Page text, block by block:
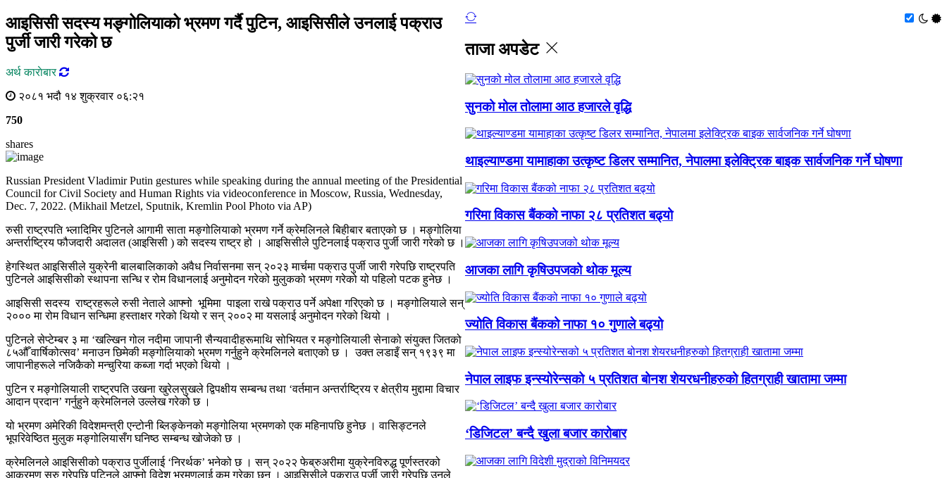
ताजा अपडेट
सुनको मोल तोलामा आठ हजारले वृद्धि
थाइल्याण्डमा यामाहाका उत्कृष्ट डिलर सम्मानित, नेपालमा इलेक्ट्रिक बाइक सार्वजनिक गर्ने घोषणा
गरिमा विकास बैंकको नाफा २८ प्रतिशत बढ्यो
आजका लागि कृषिउपजको थोक मूल्य
ज्योति विकास बैंकको नाफा १० गुणाले बढ्यो
नेपाल लाइफ इन्स्योरेन्सको ५ प्रतिशत बोनश शेयरधनीहरुको हितग्राही खातामा जम्मा
‘डिजिटल’ बन्दै खुला बजार कारोबार
आइसिसी सदस्य मङ्गोलियाको भ्रमण गर्दै पुटिन, आइसिसीले उनलाई पक्राउ
पुर्जी जारी गरेको छ
अर्थ काराेबार
२०८१ भदौ १४ शुक्रवार ०६:२१
750
shares
Russian President Vladimir Putin gestures while speaking during the annual meeting of the Presidential
Council for Civil Society and Human Rights via videoconference in Moscow, Russia, Wednesday,
Dec. 7, 2022. (Mikhail Metzel, Sputnik, Kremlin Pool Photo via AP)
रुसी राष्ट्रपति भ्लादिमिर पुटिनले आगामी साता मङ्गोलियाको भ्रमण गर्ने क्रेमलिनले बिहीबार बताएको छ । मङ्गोलिया
अन्तर्राष्ट्रिय फौजदारी अदालत (आइसिसी ) को सदस्य राष्ट्र हो । आइसिसीले पुटिनलाई पक्राउ पुर्जी जारी गरेको छ ।
हेगस्थित आइसिसीले युक्रेनी बालबालिकाको अवैध निर्वासनमा सन् २०२३ मार्चमा पक्राउ पुर्जी जारी गरेपछि राष्ट्रपति
पुटिनले आइसिसीको स्थापना सन्धि र रोम विधानलाई अनुमोदन गरेको मुलुकको भ्रमण गरेको यो पहिलो पटक हुनेछ ।
आइसिसी सदस्य राष्ट्रहरूले रुसी नेताले आफ्नो भूमिमा पाइला राखे पक्राउ पर्ने अपेक्षा गरिएको छ । मङ्गोलियाले सन्
२००० मा रोम विधान सन्धिमा हस्ताक्षर गरेको थियो र सन् २००२ मा यसलाई अनुमोदन गरेको थियो ।
पुटिनले सेप्टेम्बर ३ मा ‘खल्खिन गोल नदीमा जापानी सैन्यवादीहरूमाथि सोभियत र मङ्गोलियाली सेनाको संयुक्त जितको
८५औँ वार्षिकोत्सव’ मनाउन छिमेकी मङ्गोलियाको भ्रमण गर्नुहुने क्रेमलिनले बताएको छ । उक्त लडाइँ सन् १९३९ मा
जापानीहरूले नजिकैको मन्चुरिया कब्जा गर्दा भएको थियो ।
पुटिन र मङ्गोलियाली राष्ट्रपति उखना खुरेलसुखले द्विपक्षीय सम्बन्ध तथा ‘वर्तमान अन्तर्राष्ट्रिय र क्षेत्रीय मुद्दामा विचार
आदान प्रदान’ गर्नुहुने क्रेमलिनले उल्लेख गरेको छ ।
यो भ्रमण अमेरिकी विदेशमन्त्री एन्टोनी ब्लिङ्केनको मङ्गोलिया भ्रमणको एक महिनापछि हुनेछ । वासिङ्टनले
भूपरिवेष्ठित मुलुक मङ्गोलियासँग घनिष्ठ सम्बन्ध खोजेको छ ।
क्रेमलिनले आइसिसीको पक्राउ पुर्जीलाई ‘निरर्थक’ भनेको छ । सन् २०२२ फेब्रुअरीमा युक्रेनविरुद्ध पूर्णस्तरको
आक्रमण सुरु गरेपछि पुटिनले आफ्नो विदेश भ्रमणलाई कम गरेका छन् । आइसिसीले पक्राउ पुर्जी जारी गरेपछि उनले